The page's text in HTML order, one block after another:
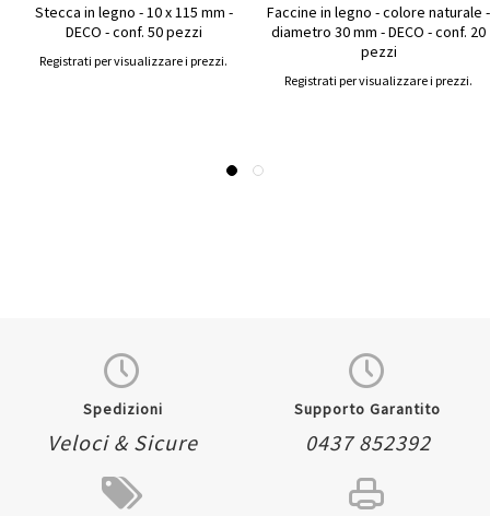
Stecca in legno - 10 x 115 mm -
DECO - conf. 50 pezzi
Registrati per visualizzare i prezzi.
Faccine in legno - colore naturale -
diametro 30 mm - DECO - conf. 20
pezzi
Registrati per visualizzare i prezzi.
Spedizioni
Veloci & Sicure
Supporto Garantito
0437 852392